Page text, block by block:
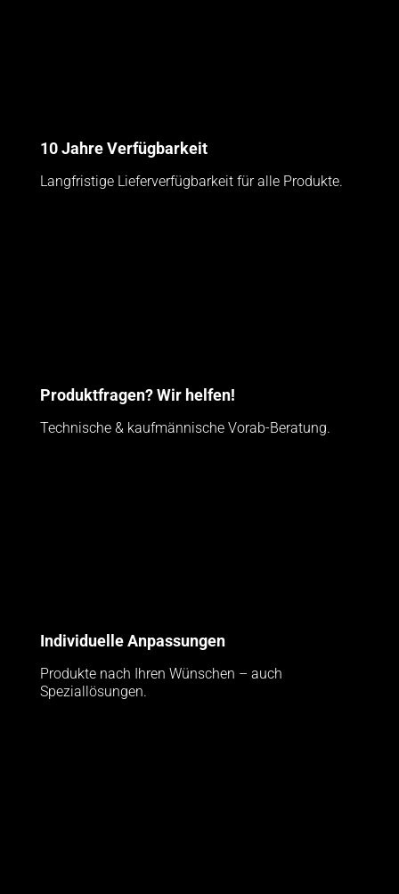
10 Jahre Verfügbarkeit
Langfristige Lieferverfügbarkeit für alle Produkte.
Produktfragen? Wir helfen!
Technische & kaufmännische Vorab-Beratung.
Individuelle Anpassungen
Produkte nach Ihren Wünschen – auch
Speziallösungen.